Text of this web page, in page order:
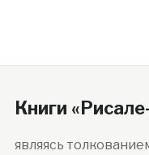
Книги
являясь